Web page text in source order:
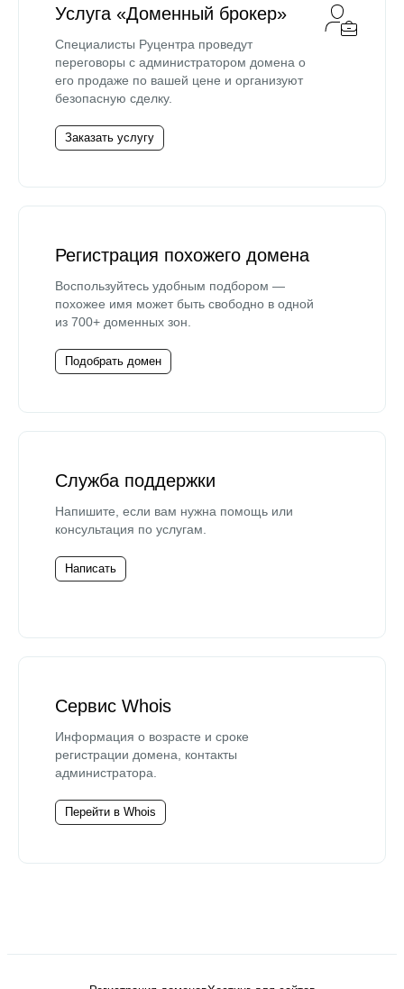
Услуга «Доменный брокер»
Специалисты Руцентра проведут
переговоры с администратором домена о
его продаже по вашей цене и организуют
безопасную сделку.
Заказать услугу
Регистрация похожего домена
Воспользуйтесь удобным подбором —
похожее имя может быть свободно в одной
из 700+ доменных зон.
Подобрать домен
Служба поддержки
Напишите, если вам нужна помощь или
консультация по услугам.
Написать
Сервис Whois
Информация о возрасте и сроке
регистрации домена, контакты
администратора.
Перейти в Whois